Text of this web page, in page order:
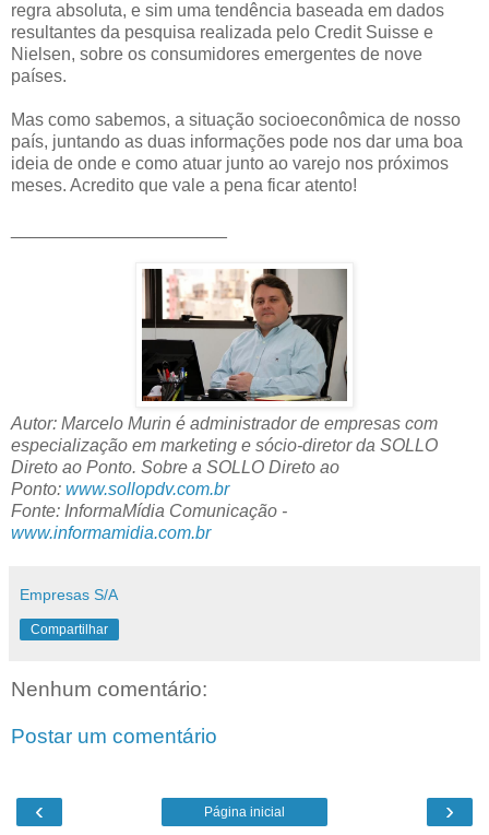
regra absoluta, e sim uma tendência baseada em dados
resultantes da pesquisa realizada pelo Credit Suisse e
Nielsen, sobre os consumidores emergentes de nove
países.
Mas como sabemos, a situação socioeconômica de nosso
país, juntando as duas informações pode nos dar uma boa
ideia de onde e como atuar junto ao varejo nos próximos
meses. Acredito que vale a pena ficar atento!
Autor: Marcelo Murin é administrador de empresas com
especialização em marketing e sócio-diretor da SOLLO
Direto ao Ponto. Sobre a SOLLO Direto ao
Ponto: www.sollopdv.com.br
Fonte: InformaMídia Comunicação -
www.informamidia.com.br
Empresas S/A
Compartilhar
Nenhum comentário:
Postar um comentário
‹ ›
Página inicial